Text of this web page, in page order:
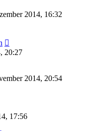
2014, 16:32
20:27
2014, 20:54
17:56